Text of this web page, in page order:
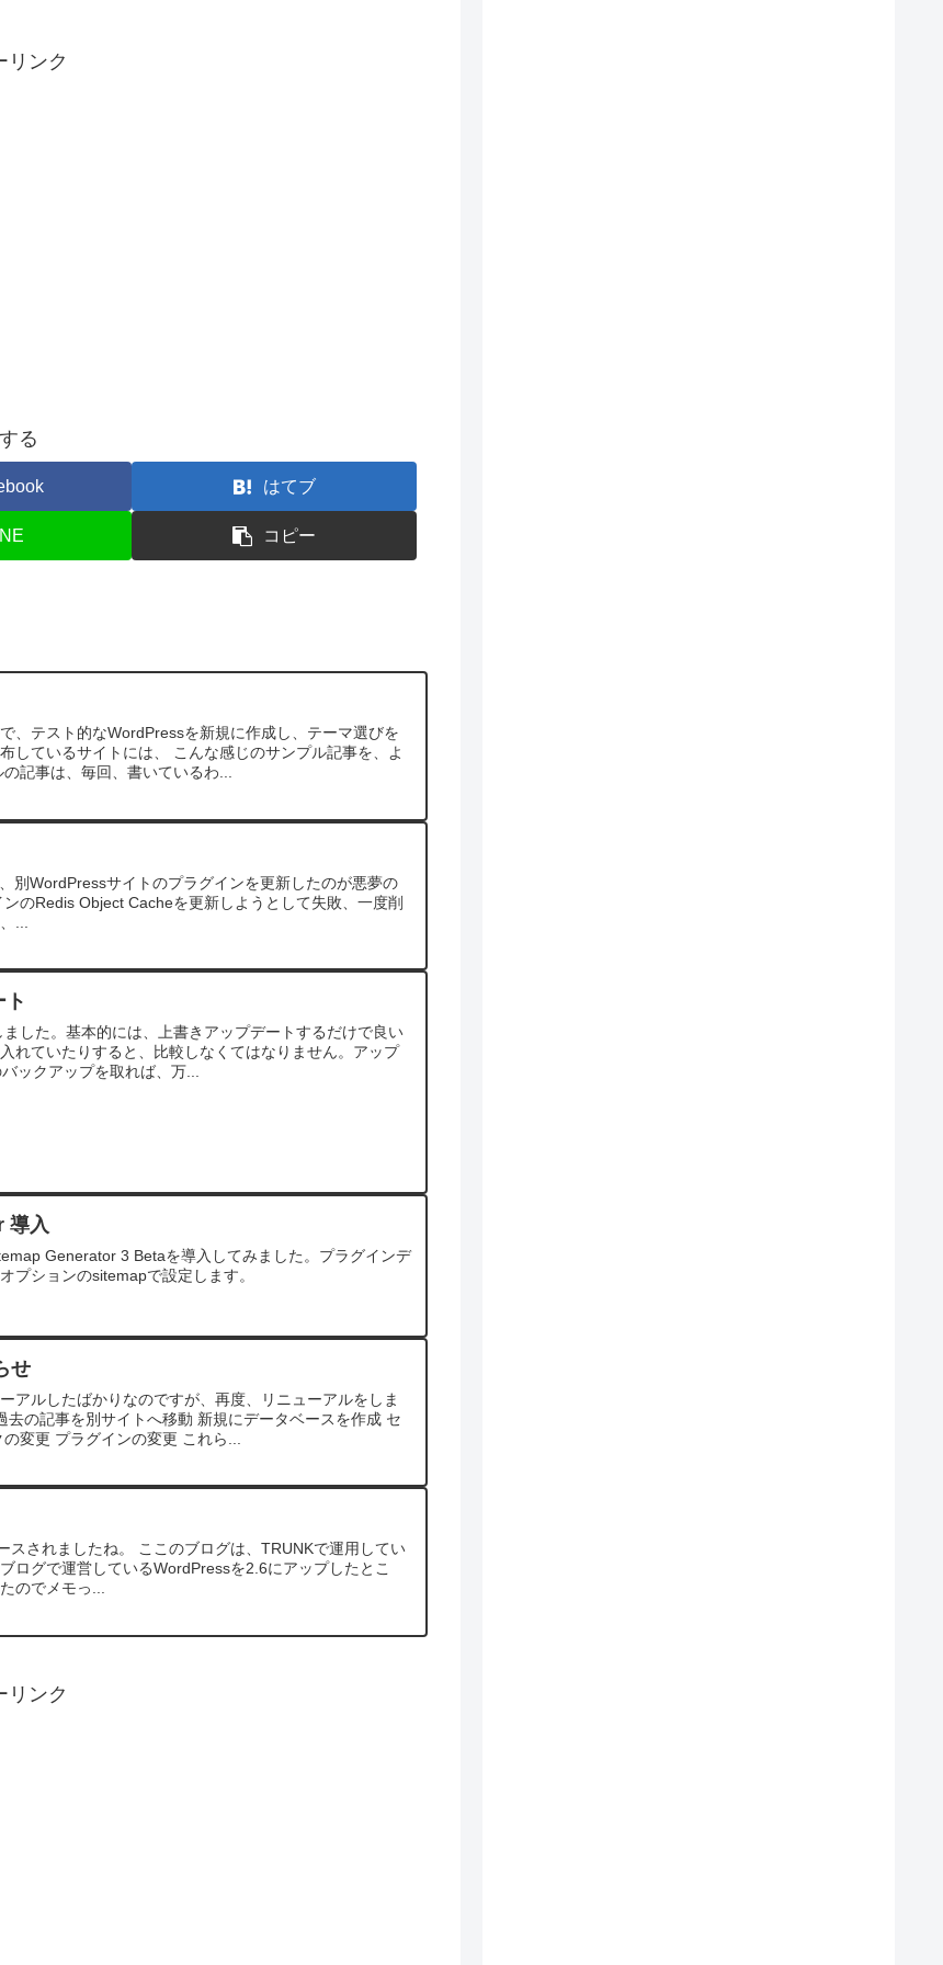
リンク
る
はてブ
コピー
、テスト的なWordPressを新規に作成し、テーマ選びを
しているサイトには、 こんな感じのサンプル記事を、よ
記事は、毎回、書いているわ...
別WordPressサイトのプラグインを更新したのが悪夢の
のRedis Object Cacheを更新しようとして失敗、一度削
...
した。基本的には、上書きアップデートするだけで良い
れていたりすると、比較しなくてはなりません。アップ
ックアップを取れば、万...
導入
Generator 3 Betaを導入してみました。プラグインデ
プションのsitemapで設定します。
せ
アルしたばかりなのですが、再度、リニューアルをしま
去の記事を別サイトへ移動 新規にデータベースを作成 セ
変更 プラグインの変更 これら...
スされましたね。 ここのブログは、TRUNKで運用してい
ログで運営しているWordPressを2.6にアップしたとこ
のでメモっ...
リンク